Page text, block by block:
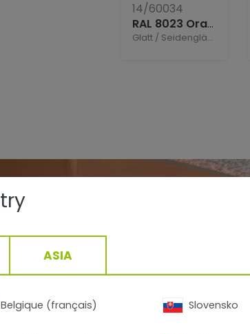
14/60034
RAL 8023 Orangebraun
Glatt / Seidenglänzend
ASIA
Belgique (français) Slovensko